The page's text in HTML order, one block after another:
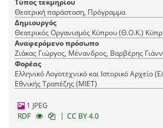
Τύπος τεκμηρίου
Θεατρική παράσταση, Πρόγραμμα
Δημιουργός
Θεατρικός Οργανισμός
Αναφερόμενο πρόσωπο
Ζιάκας Γιώργος, Μένανδρος, Βαρβέρης
Φορέας
Ελληνικό Λογοτεχνικό και Ιστορικό Αρχείο
Εθνικής Τραπέζης (ΜΙΕΤ)
1 JPEG
RDF
| CC BY 4.0